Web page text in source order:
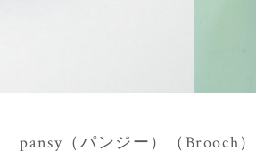
pansy（パンジー）（Brooch）